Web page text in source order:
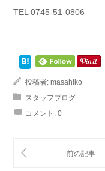
TEL 0745-51-0806
投稿者: masahiko
スタッフブログ
コメント: 0